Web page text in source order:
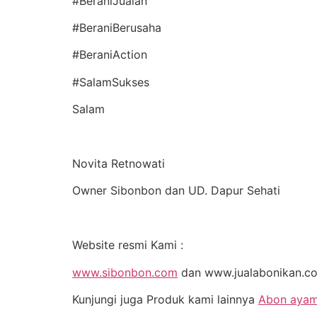
#BeraniBerusaha
#BeraniAction
#SalamSukses
Salam
Novita Retnowati
Owner Sibonbon dan UD. Dapur Sehati
Website resmi Kami :
www.sibonbon.com dan
Kunjungi juga Produk kami lainnya Abon